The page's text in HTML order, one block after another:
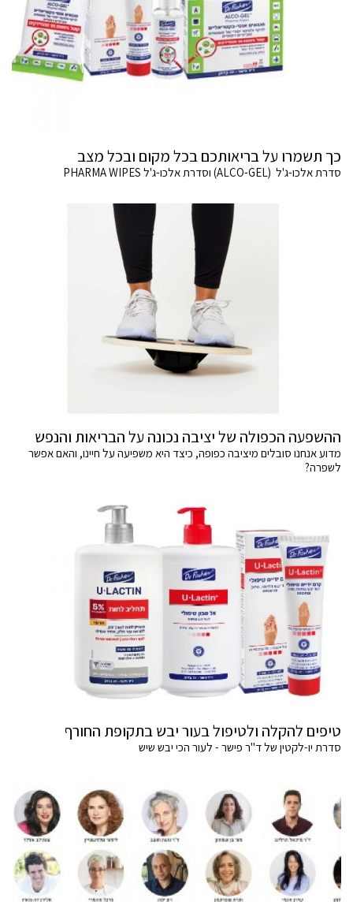
כך תשמרו על בריאותכם בכל מקום ובכל מצב
סדרת אלכו-ג'ל (ALCO-GEL) וסדרת אלכו-ג'ל PHARMA WIPES
ההשפעה הכפולה של יציבה נכונה על הבריאות והנפש
מדוע אנחנו סובלים מיציבה כפופה, כיצד היא משפיעה על חיינו, והאם אפשר
לשפרה?
טיפים להקלה ולטיפול בעור יבש בתקופת החורף
סדרת יו-לקטין של ד"ר פישר - לעור הכי יבש שיש